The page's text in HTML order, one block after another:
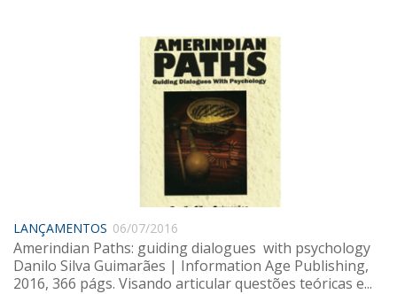
LANÇAMENTOS 06/07/2016
Amerindian Paths: guiding dialogues with psychology
Danilo Silva Guimarães | Information Age Publishing,
2016, 366 págs. Visando articular questões teóricas e...